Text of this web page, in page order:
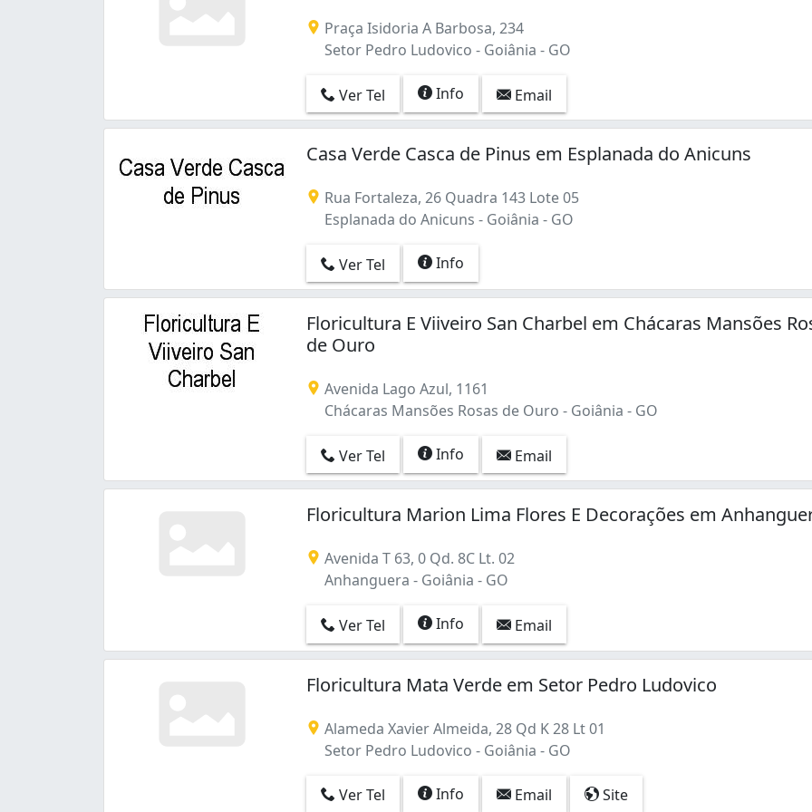
Praça Isidoria A Barbosa, 234
Setor Pedro Ludovico - Goiânia - GO
Ver Tel Info Email
Casa Verde Casca de Pinus em Esplanada do Anicuns
Rua Fortaleza, 26 Quadra 143 Lote 05
Esplanada do Anicuns - Goiânia - GO
Ver Tel Info
Floricultura E Viiveiro San Charbel em Chácaras Mansões
de Ouro
Avenida Lago Azul, 1161
Chácaras Mansões Rosas de Ouro - Goiânia - GO
Ver Tel Info Email
Floricultura Marion Lima Flores E Decorações em
Avenida T 63, 0 Qd. 8C Lt. 02
Anhanguera - Goiânia - GO
Ver Tel Info Email
Floricultura Mata Verde em Setor Pedro Ludovico
Alameda Xavier Almeida, 28 Qd K 28 Lt 01
Setor Pedro Ludovico - Goiânia - GO
Ver Tel Info Email Site